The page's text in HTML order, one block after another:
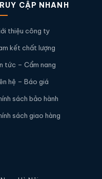
CẬP NHANH
thiệu công ty
kết chất lượng
tức – Cẩm nang
hệ – Báo giá
sách bảo hành
sách giao hàng